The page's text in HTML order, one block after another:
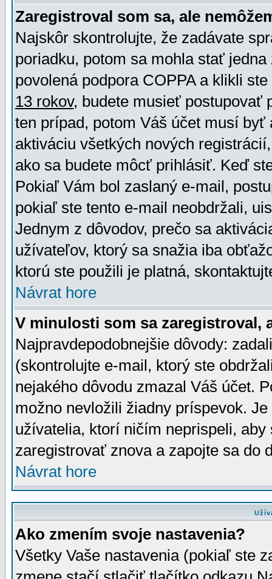
Zaregistroval som sa, ale
Najskôr skontrolujte, že zadávate
poriadku, potom sa mohla stať
povolená podpora COPPA a klikli
13 rokov, budete musieť postupovať
ten prípad, potom Váš účet musí
aktiváciu všetkých nových
ako sa budete môcť prihlásiť. Keď
Pokiaľ Vám bol zaslaný e-mail,
pokiaľ ste tento e-mail neobdržali,
Jednym z dôvodov, prečo sa
užívateľov, ktorý sa snažia iba
ktorú ste použili je platná,
Návrat hore
V minulosti som sa zaregistroval,
Najpravdepodobnejšie dôvody:
(skontrolujte e-mail, ktorý ste
nejakého dôvodu zmazal Váš účet.
možno nevložili žiadny príspevok.
užívatelia, ktorí ničím neprispeli,
zaregistrovať znova a zapojte sa do
Návrat hore
Ako zmením svoje nastavenia?
Všetky Vaše nastavenia (pokiaľ ste